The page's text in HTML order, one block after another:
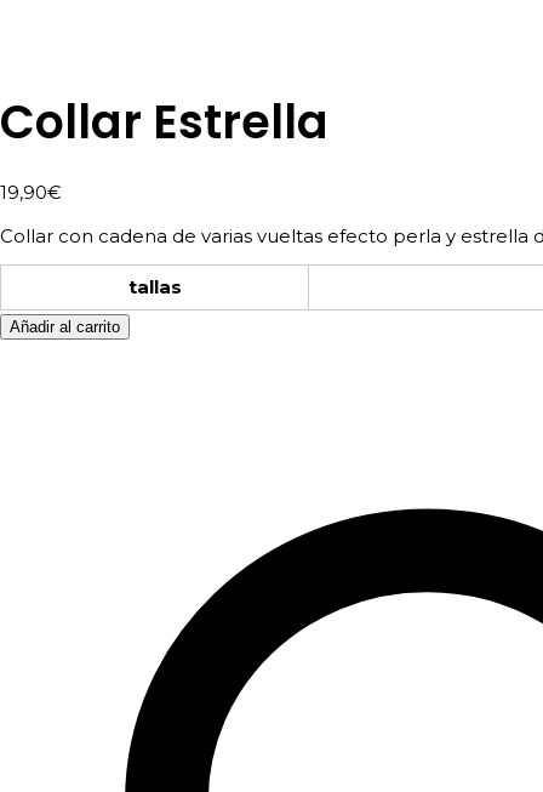
Collar Estrella
19,90€
Collar con cadena de varias vueltas efecto perla y estrella
tallas
Añadir al carrito